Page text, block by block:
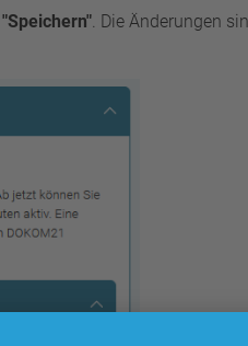
"Speichern". Die Änderungen